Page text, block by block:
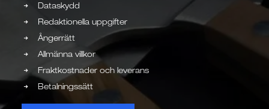
Dataskydd
Redaktionella uppgifter
Ångerrätt
Allmänna villkor
Fraktkostnader och leverans
Betalningssätt